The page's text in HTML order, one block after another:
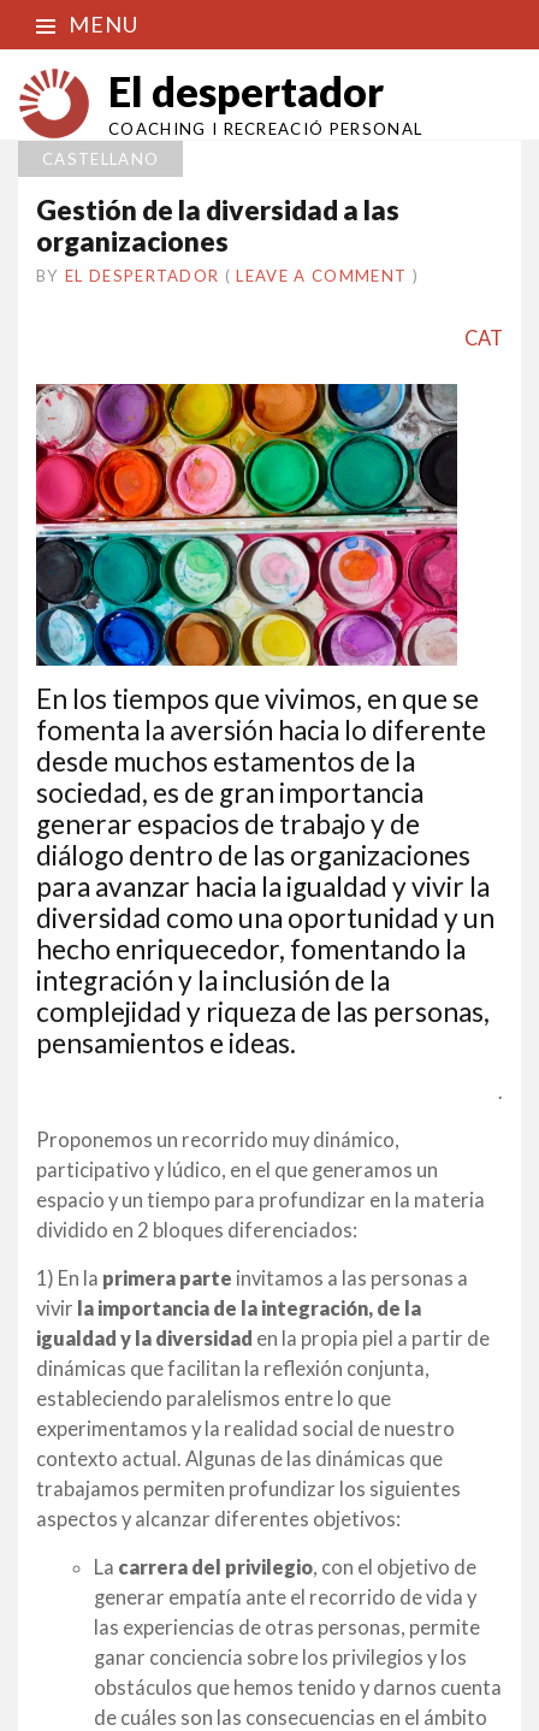
MENU
El despertador
COACHING I RECREACIÓ PERSONAL
CASTELLANO
Gestión de la diversidad a las
organizaciones
BY EL DESPERTADOR ON
29
•(LEAVE A COMMENT )
CAT
En los tiempos que vivimos, en que se
fomenta la aversión hacia lo diferente
desde muchos estamentos de la
sociedad, es de gran importancia
generar espacios de trabajo y de
diálogo dentro de las organizaciones
para avanzar hacia la igualdad y vivir la
diversidad como una oportunidad y un
hecho enriquecedor, fomentando la
integración y la inclusión de la
complejidad y riqueza de las personas,
pensamientos e ideas.
.
Proponemos un recorrido muy dinámico,
participativo y lúdico, en el que generamos un
espacio y un tiempo para profundizar en la materia
dividido en 2 bloques diferenciados:
1) En la primera parte invitamos a las personas a
vivir la importancia de la integración, de la
igualdad y la diversidad en la propia piel a partir de
dinámicas que facilitan la reflexión conjunta,
estableciendo paralelismos entre lo que
experimentamos y la realidad social de nuestro
contexto actual. Algunas de las dinámicas que
trabajamos permiten profundizar los siguientes
aspectos y alcanzar diferentes objetivos:
La carrera del privilegio, con el objetivo de
generar empatía ante el recorrido de vida y
las experiencias de otras personas, permite
ganar conciencia sobre los privilegios y los
obstáculos que hemos tenido y darnos cuenta
de cuáles son las consecuencias en el ámbito